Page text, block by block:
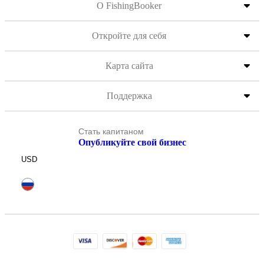
О FishingBooker
Откройте для себя
Карта сайта
Поддержка
Стать капитаном
Опубликуйте свой бизнес
USD